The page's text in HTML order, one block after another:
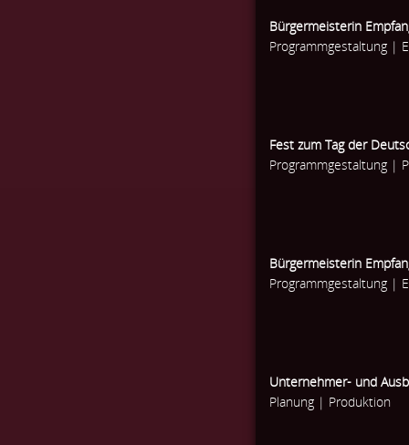
Bürgermeisterin
Programmgestaltung |
Fest zum Tag der
Programmgestaltung |
Bürgermeisterin
Programmgestaltung |
Unternehmer- und
Planung | Produktion